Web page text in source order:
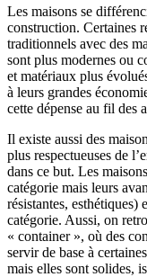
Les maisons se
construction. Certaines
traditionnels avec des
sont plus modernes ou
et matériaux plus
à leurs grandes
cette dépense au fil des
Il existe aussi des
plus respectueuses de
dans ce but. Les
catégorie mais leurs
résistantes, esthétiques)
catégorie. Aussi, on
« container », où des
servir de base à
mais elles sont solides,